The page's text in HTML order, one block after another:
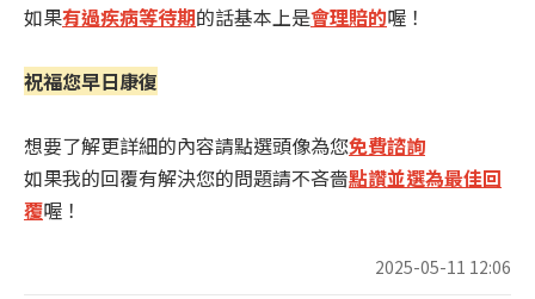
如果有過疾病等待期的話基本上是會理賠的喔！
祝福您早日康復
想要了解更詳細的內容請點選頭像為您免費諮詢
如果我的回覆有解決您的問題請不吝嗇點讚並選為最佳回
覆喔！
2025-05-11 12:06